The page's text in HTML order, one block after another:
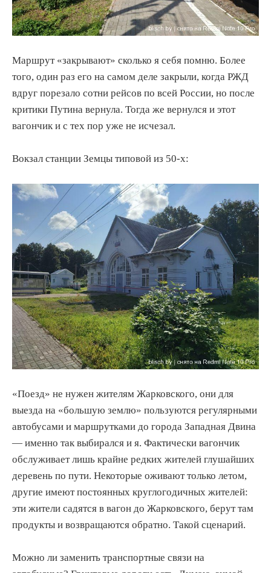
Маршрут «закрывают» сколько я себя помню. Более
того, один раз его на самом деле закрыли, когда РЖД
вдруг порезало сотни рейсов по всей России, но после
критики Путина вернула. Тогда же вернулся и этот
вагончик и с тех пор уже не исчезал.
Вокзал станции Земцы типовой из 50-х:
«Поезд» не нужен жителям Жарковского, они для
выезда на «большую землю» пользуются регулярными
автобусами и маршрутками до города Западная Двина
— именно так выбирался и я. Фактически вагончик
обслуживает лишь крайне редких жителей глушайших
деревень по пути. Некоторые оживают только летом,
другие имеют постоянных круглогодичных жителей:
эти жители садятся в вагон до Жарковского, берут там
продукты и возвращаются обратно. Такой сценарий.
Можно ли заменить транспортные связи на